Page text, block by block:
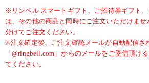
※リンベル スマートギフト、ご招待券ギフト
は、その他の商品と同時にご注文いただけま
分けてご注文ください。
※注文確定後、ご注文確認メールが自動配信さ
「@ringbell.com」からのメールをご受信頂け
てください。